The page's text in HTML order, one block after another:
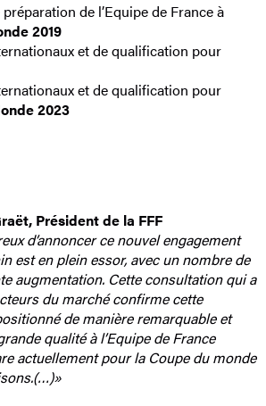
de l’Equipe de France à
2019
et de qualification pour
et de qualification pour
2023
Président de la FFF
d’annoncer ce nouvel engagement
est en plein essor, avec un nombre de
augmentation. Cette consultation qui a
du marché confirme cette
de manière remarquable et
qualité à l’Equipe de France
actuellement pour la Coupe du monde